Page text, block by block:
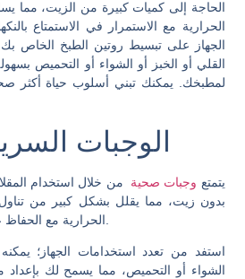
الحاجة إلى كميات كبيرة من الزيت، مما
الحرارية مع الاستمرار في الاستمتاع
الجهاز على تبسيط روتين الطبخ الخاص
القلي أو الخبز أو الشواء أو التحميص
لمطبخك. يمكنك تبني أسلوب حياة أكثر
الوجبات
يتمتع وجبات صحية
من خلال استخدام المقلاة
بدون زيت، مما يقلل بشكل كبير من
استفد من تعدد استخدامات الجهاز؛
الشواء أو التحميص، مما يسمح لك